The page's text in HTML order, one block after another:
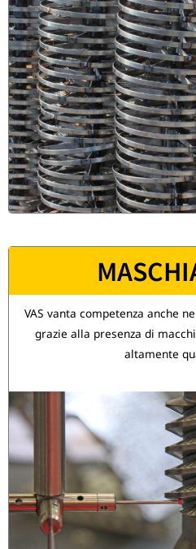
VAS vanta competenza anche
grazie alla presenza di
altamente